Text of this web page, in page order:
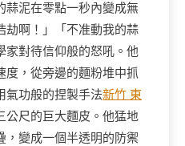
蒜泥在零點一秒內變成無
劫啊！」「不准動我的蒜
家對待信仰般的怒吼。他
度，從旁邊的麵粉堆中抓
氣功般的捏製手法新竹 東
公尺的巨大麵皮。他猛地
，變成一個半透明的防禦